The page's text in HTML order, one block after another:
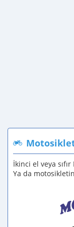
İkinci el veya
Ya da